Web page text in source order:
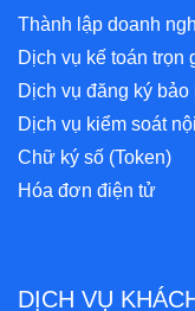
Thành lập doanh
Dịch vụ kế toán trọn
Dịch vụ đăng ký bảo
Dịch vụ kiểm soát
Chữ ký số (Token)
Hóa đơn điện tử
DỊCH VỤ